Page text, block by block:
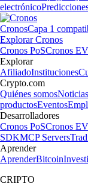
electrónico
CronosCapa 1
Explorar Cronos
Cronos PoSCronos
Explorar
AfiliadoInstituciones
Crypto.com
Quiénes somosNoticias
productosEventos
Desarrolladores
Cronos PoSCronos
SDKMCP Servers
Aprender
AprenderBitcoin
CRIPTO